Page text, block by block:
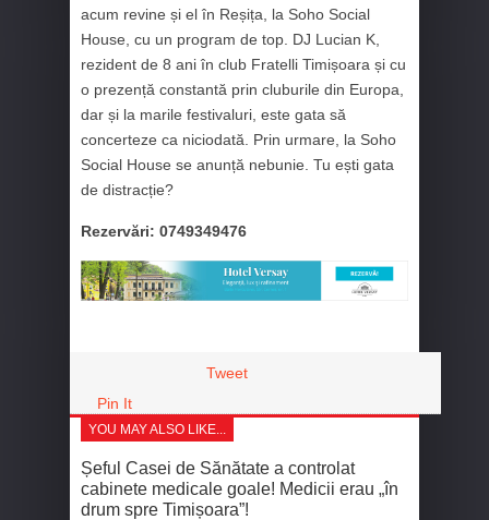
acum revine și el în Reșița, la Soho Social
House, cu un program de top. DJ Lucian K,
rezident de 8 ani în club Fratelli Timișoara și cu
o prezență constantă prin cluburile din Europa,
dar și la marile festivaluri, este gata să
concerteze ca niciodată. Prin urmare, la Soho
Social House se anunță nebunie. Tu ești gata
de distracție?
Rezervări: 0749349476
Tweet
Pin It
YOU MAY ALSO LIKE...
Șeful Casei de Sănătate a controlat
cabinete medicale goale! Medicii erau „în
drum spre Timișoara”!